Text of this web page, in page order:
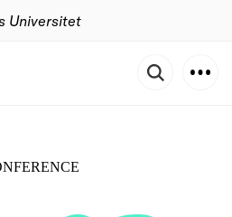
Universitet